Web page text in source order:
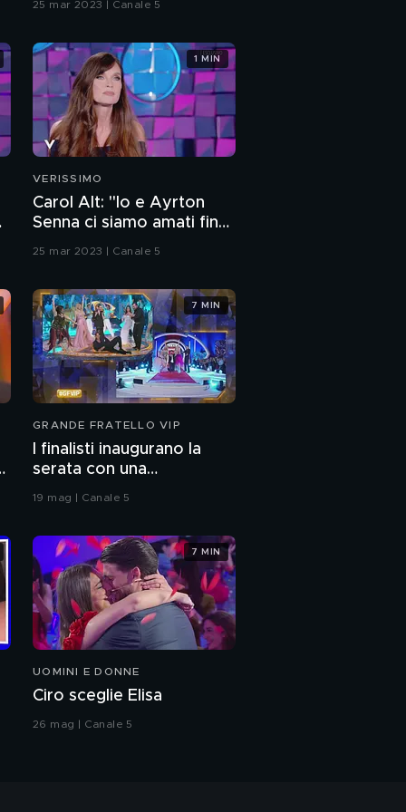
Simone Giannelli: nato
per essere un
campione
Simone Giannelli: "La
famiglia dietro il
Simone Giannelli: "Per
lo sport ho sacrificato
Simone Giannelli:
l'uomo dietro al
campione
Simone Giannelli e
l'intervista integrale
Benjamin Mascolo
canta "Peter Pan"
25 mar 2023 | Canale 5
VERISSIMO
Carol Alt: "Io e Ayrton
Senna ci siamo amati fino
alla sua scomparsa"
25 mar 2023 | Canale 5
1 MIN
GRANDE FRATELLO VIP
I finalisti inaugurano la
serata con una
coreografia
19 mag | Canale 5
7 MIN
UOMINI E DONNE
Ciro sceglie Elisa
26 mag | Canale 5
7 MIN